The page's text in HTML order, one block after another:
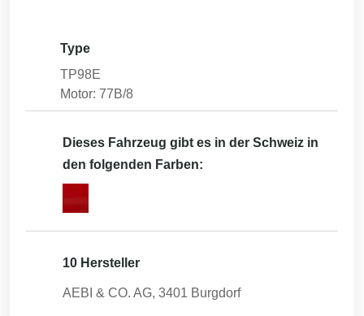
Type
TP98E
Motor: 77B/8
Dieses Fahrzeug gibt es in der Schweiz in
den folgenden Farben:
10 Hersteller
AEBI & CO. AG, 3401 Burgdorf